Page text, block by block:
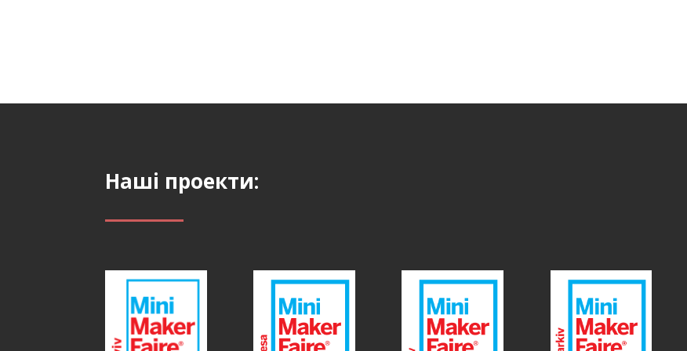
Наші проекти: